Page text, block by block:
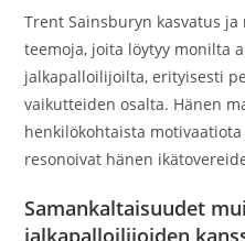
Trent Sainsburyn kasvatus
teemoja, joita löytyy monilta
jalkapalloilijoilta, erityisesti
vaikutteiden osalta. Hänen
henkilökohtaista
resonoivat hänen
Samankaltaisuudet
jalkapalloilijoiden